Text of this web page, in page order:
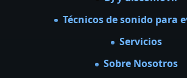
Técnicos de sonido para
Servicios
Sobre Nosotros